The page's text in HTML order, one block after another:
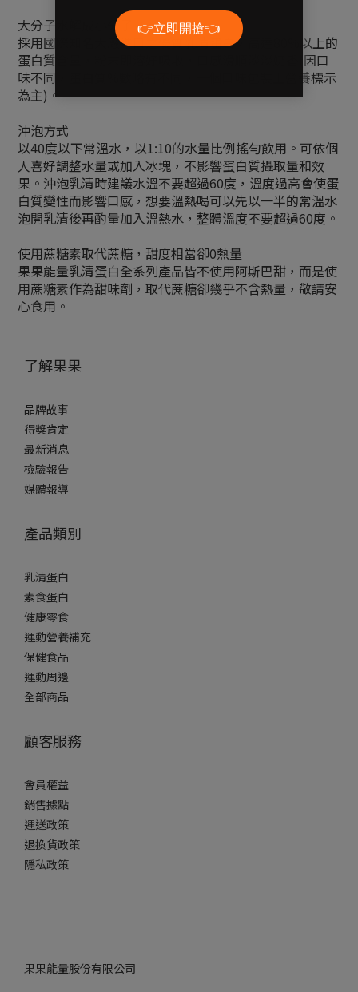
大分子水解成小分子
採用國際知名大廠進口之優質乳清蛋白，高達80%以上的
蛋白質含量，粉末即溶好吸收，口感滑順淡淡奶香(因口
味不同，蛋白質%數略有不同，一個口味包裝上營養標示
為主)。
沖泡方式
以40度以下常溫水，以1:10的水量比例搖勻飲用。可依個
人喜好調整水量或加入冰塊，不影響蛋白質攝取量和效
果。沖泡乳清時建議水溫不要超過60度，溫度過高會使蛋
白質變性而影響口感，想要溫熱喝可以先以一半的常溫水
泡開乳清後再酌量加入溫熱水，整體溫度不要超過60度。
使用蔗糖素取代蔗糖，甜度相當卻0熱量
果果能量乳清蛋白全系列產品皆不使用阿斯巴甜，而是使
用蔗糖素作為甜味劑，取代蔗糖卻幾乎不含熱量，敬請安
心食用。
了解果果
品牌故事
得獎肯定
最新消息
檢驗報告
媒體報導
產品類別
乳清蛋白
素食蛋白
健康零食
運動營養補充
保健食品
運動周邊
全部商品
顧客服務
會員權益
銷售據點
運送政策
退換貨政策
隱私政策
果果能量股份有限公司